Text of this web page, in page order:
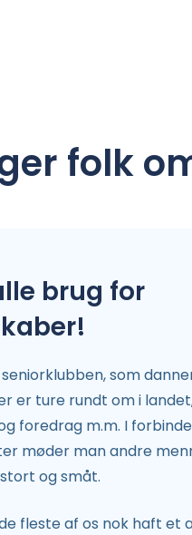
folk
brug for
seniorklubben, som
er ture rundt om i
foredrag m.m. I
møder man andre
og småt.
fleste af os nok haft et